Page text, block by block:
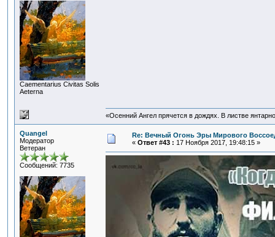
Сaementarius Civitas Solis
Aeterna
«Осенний Ангел прячется в дождях. В листве
Quangel
Модератор
Ветеран
Сообщений: 7735
Re: Вечный Огонь Эры Мирового
« Ответ #43 : 17 Ноября 2017, 19:48:15 »